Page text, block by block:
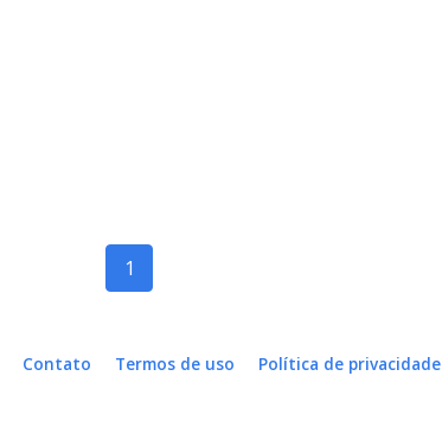
1
Contato Termos de uso Política de privacidade